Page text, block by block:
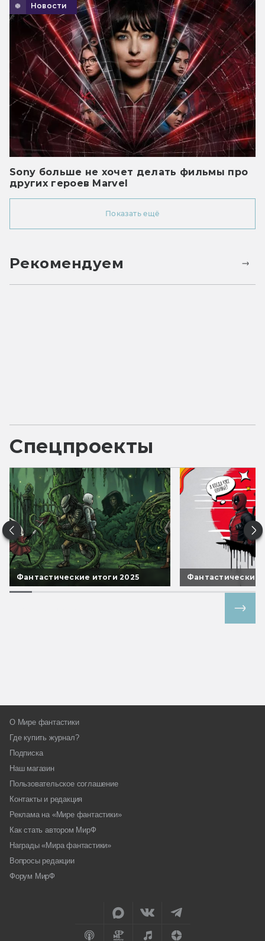
Новости
Sony больше не хочет делать фильмы про
других героев Marvel
Показать ещё
Рекомендуем
Спецпроекты
Фантастические итоги 2025 Фантастические
О Мире фантастики
Где купить журнал?
Подписка
Наш магазин
Пользовательское соглашение
Контакты и редакция
Реклама на «Мире фантастики»
Как стать автором МирФ
Награды «Мира фантастики»
Вопросы редакции
Форум МирФ